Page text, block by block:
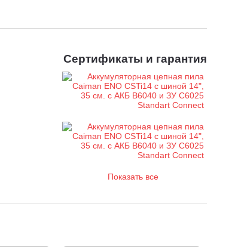
– позволяет задержать цепь в случае ее
водяных брызг, капель дождя, посторонних
например, при обрезке деревьев с
страховочный трос или шнур, чтобы не
к аккумуляторам системы STANDARD
цепной пилы при использовании батареи
Сертификаты и гарантия
Показать все